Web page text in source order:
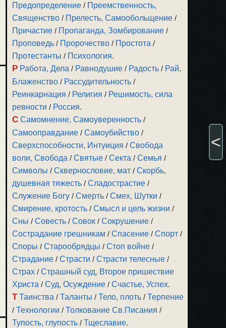
Предопределение / Преемственность,
Священство / Прелесть, Самообольщение /
Причастие / Пропаганда, Зомбирование /
Проповедь / Пророчество / Простота /
Протестанты / Психология.
Р Работа, Дела / Равнодушие / Радость / Рай,
Блаженство / Рассудительность /
Реинкарнация / Религия / Решимость, сила
ревности / Россия.
С Самомнение, Самоуверенность /
Самооправдание /Самоубийство /
Сверхспособности, Интуиция /Свобода
воли, Свобода /Святые /Секта /Семья /
Символы /Сквернословие, мат /Скорбь,
душевная тяжесть /Сладострастие /
Служение Богу /Смерть /Смех, Шутки /
Смирение, кротость /Смысл и цель жизни /
Сны /Совесть /Совок /Сокрушение /
Сострадание грешникам /Спасение /Спорт /
Споры /Старообрядцы /Стоп войне /
Страдание /Страсти /Страсти телесные /
Страх /Страшный суд, Второе пришествие
Христа /Суд, Осуждение /Счастье, Успех.
Т Таинства /Таланты /Тело, плоть /Терпение
/Технологии /Толкование Св.Писания /
Тупость, глупость /Тщеславие.
<